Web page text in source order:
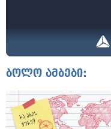
ბოლო ამბები: